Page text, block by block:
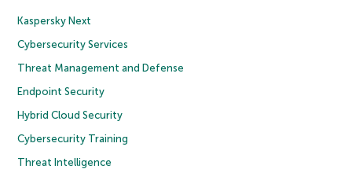
Kaspersky Next
Cybersecurity Services
Threat Management and Defense
Endpoint Security
Hybrid Cloud Security
Cybersecurity Training
Threat Intelligence